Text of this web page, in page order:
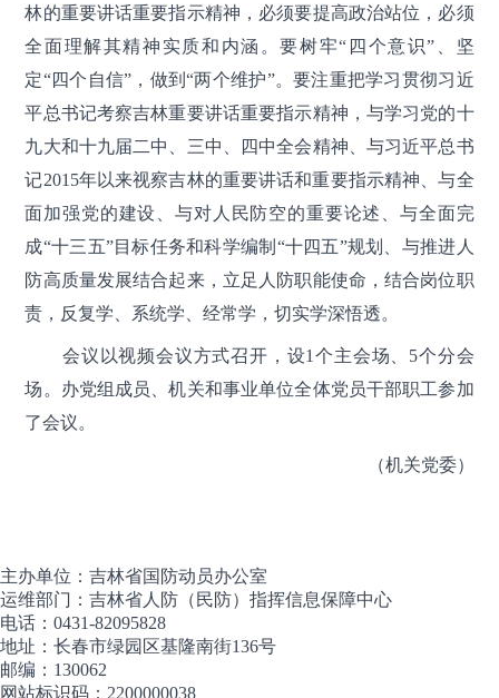
林的重要讲话重要指示精神，必须要提高政治站位，必须
全面理解其精神实质和内涵。要树牢“四个意识”、坚
定“四个自信”，做到“两个维护”。要注重把学习贯彻习近
平总书记考察吉林重要讲话重要指示精神，与学习党的十
九大和十九届二中、三中、四中全会精神、与习近平总书
记2015年以来视察吉林的重要讲话和重要指示精神、与全
面加强党的建设、与对人民防空的重要论述、与全面完
成“十三五”目标任务和科学编制“十四五”规划、与推进人
防高质量发展结合起来，立足人防职能使命，结合岗位职
责，反复学、系统学、经常学，切实学深悟透。
会议以视频会议方式召开，设1个主会场、5个分会
场。办党组成员、机关和事业单位全体党员干部职工参加
了会议。
（机关党委）
主办单位：吉林省国防动员办公室
运维部门：吉林省人防（民防）指挥信息保障中心
电话：0431-82095828
地址：长春市绿园区基隆南街136号
邮编：130062
网站标识码：2200000038